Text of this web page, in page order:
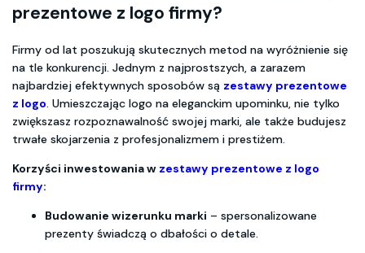
prezentowe z logo firmy?
Firmy od lat poszukują skutecznych metod na wyróżnienie się
na tle konkurencji. Jednym z najprostszych, a zarazem
najbardziej efektywnych sposobów są zestawy prezentowe
z logo. Umieszczając logo na eleganckim upominku, nie tylko
zwiększasz rozpoznawalność swojej marki, ale także budujesz
trwałe skojarzenia z profesjonalizmem i prestiżem.
Korzyści inwestowania w zestawy prezentowe z logo
firmy:
Budowanie wizerunku marki – spersonalizowane
prezenty świadczą o dbałości o detale.